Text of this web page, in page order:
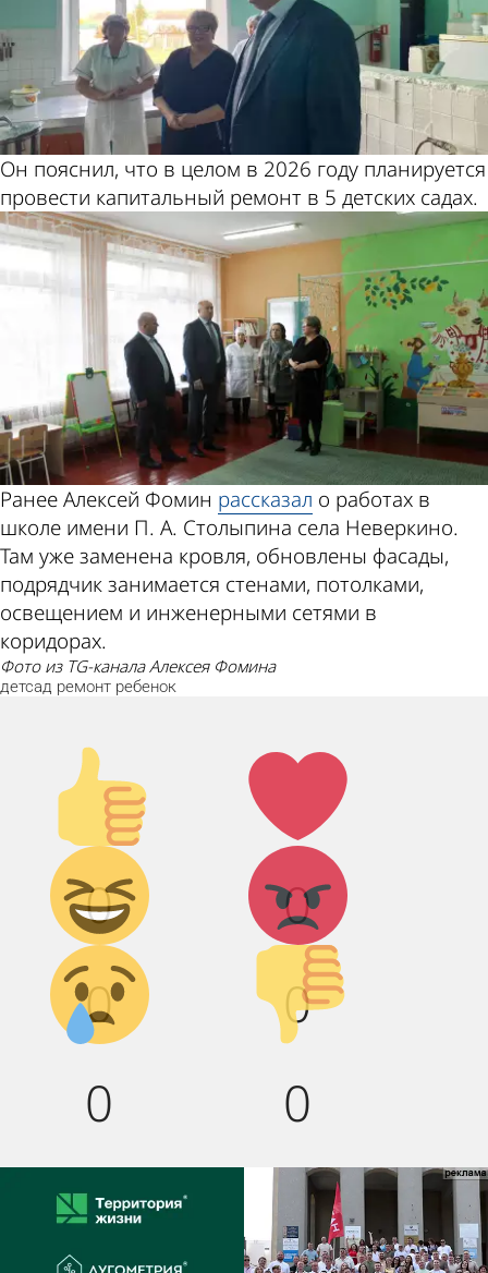
Он пояснил, что в целом в 2026 году планируется
провести капитальный ремонт в 5 детских садах.
Ранее Алексей Фомин рассказал о работах в
школе имени П. А. Столыпина села Неверкино.
Там уже заменена кровля, обновлены фасады,
подрядчик занимается стенами, потолками,
освещением и инженерными сетями в
коридорах.
фото из TG-канала Алексея Фомина
детсад ремонт ребенок
Палец
вверх!
0
Лайк!
0
Дикий
смех!
0
Агрессия!
0
Грусть :(
0
Палец
вниз!
0